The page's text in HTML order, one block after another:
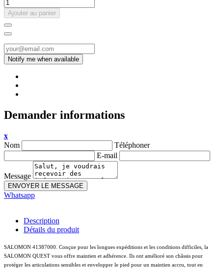
Ajouter au panier
Demander informations
x
Nom
Téléphoner
E-mail
Message
ENVOYER LE MESSAGE
Whatsapp
Description
Détails du produit
SALOMON 41387000. Conçue pour les longues expéditions et les conditions difficiles, la
SALOMON QUEST vous offre maintien et adhérence. Ils ont amélioré son châssis pour
protéger les articulations sensibles et envelopper le pied pour un maintien accru, tout en